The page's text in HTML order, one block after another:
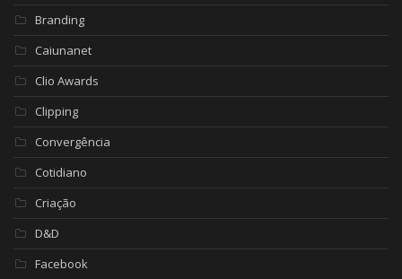
Branding
Caiunanet
Clio Awards
Clipping
Convergência
Cotidiano
Criação
D&D
Facebook